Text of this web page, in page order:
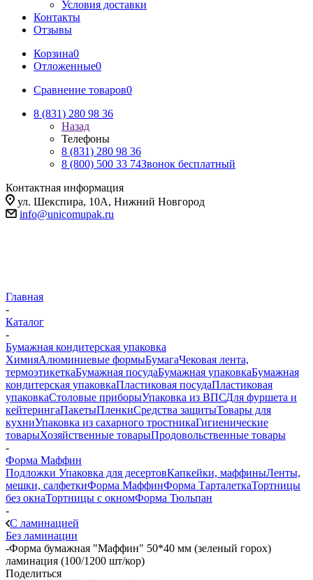
Условия доставки
Контакты
Отзывы
Корзина0
Отложенные0
Сравнение товаров0
8 (831) 280 98 36
Назад
Телефоны
8 (831) 280 98 36
8 (800) 500 33 74Звонок бесплатный
Контактная информация
ул. Шекспира, 10А, Нижний Новгород
info@unicomupak.ru
Главная
-
Каталог
-
Бумажная кондитерская упаковка
ХимияАлюминиевые формыБумагаЧековая лента,
термоэтикеткаБумажная посудаБумажная упаковкаБумажная
кондитерская упаковкаПластиковая посудаПластиковая
упаковкаСтоловые приборыУпаковка из ВПСДля фуршета и
кейтерингаПакетыПленкиСредства защитыТовары для
кухниУпаковка из сахарного тростникаГигиенические
товарыХозяйственные товарыПродовольственные товары
-
Форма Маффин
Подложки Упаковка для десертовКапкейки, маффиныЛенты,
мешки, салфеткиФорма МаффинФорма ТарталеткаТортницы
без окнаТортницы с окномФорма Тюльпан
-
С ламинацией
Без ламинации
-Форма бумажная "Маффин" 50*40 мм (зеленый горох)
ламинация (100/1200 шт/кор)
Поделиться